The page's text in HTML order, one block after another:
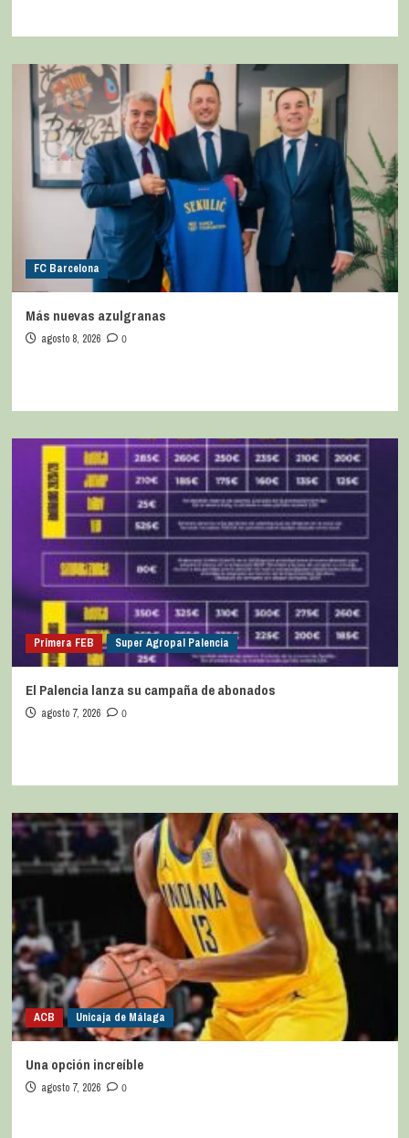
FC Barcelona
Más nuevas azulgranas
agosto 8, 2026 0
Primera FEB Super Agropal Palencia
El Palencia lanza su campaña de abonados
agosto 7, 2026 0
ACB Unicaja de Málaga
Una opción increíble
agosto 7, 2026 0